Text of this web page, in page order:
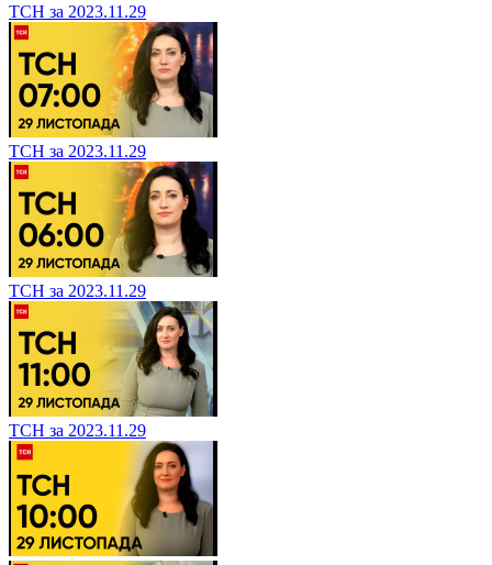
ТСН за 2023.11.29
ТСН за 2023.11.29
ТСН за 2023.11.29
ТСН за 2023.11.29